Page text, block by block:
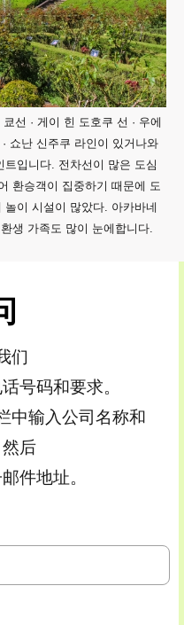
선 · 게이 힌 도호쿠 선 · 우에
쇼난 신주쿠 라인이 있거나와
입니다. 전차선이 많은 도심
환승객이 집중하기 때문에 도
이 시설이 많았다. 아카바네
생 가족도 많이 눈에합니다.
们
号码和要求。
中输入公司名称和
后
件地址。